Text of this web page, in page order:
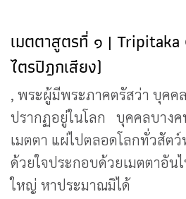
เมตตาสูตรที่ ๑ | Tripitaka
ไตรปิฎกเสียง)
, พระผู้มีพระภาคตรัสว่า บุคค
ปรากฏอยู่ในโลก บุคคลบางค
เมตตา แผ่ไปตลอดโลกทั่วสัต
ด้วยใจประกอบด้วยเมตตาอัน
ใหญ่ หาประมาณมิได้